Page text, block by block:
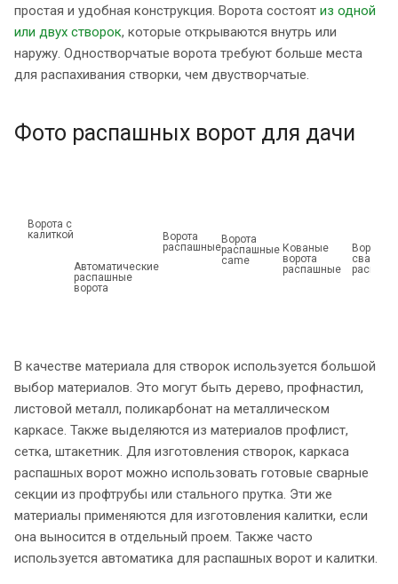
простая и удобная конструкция. Ворота состоят из одной
или двух створок, которые открываются внутрь или
наружу. Одностворчатые ворота требуют больше места
для распахивания створки, чем двустворчатые.
Фото распашных ворот для дачи
Ворота с
калиткой
Автоматические
распашные
ворота
Ворота
распашные
Ворота
распашные
came
Кованые
ворота
распашные
Ворота
сваях
В качестве материала для створок используется большой
выбор материалов. Это могут быть дерево, профнастил,
листовой металл, поликарбонат на металлическом
каркасе. Также выделяются из материалов профлист,
сетка, штакетник. Для изготовления створок, каркаса
распашных ворот можно использовать готовые сварные
секции из профтрубы или стального прутка. Эти же
материалы применяются для изготовления калитки, если
она выносится в отдельный проем. Также часто
используется автоматика для распашных ворот и калитки.